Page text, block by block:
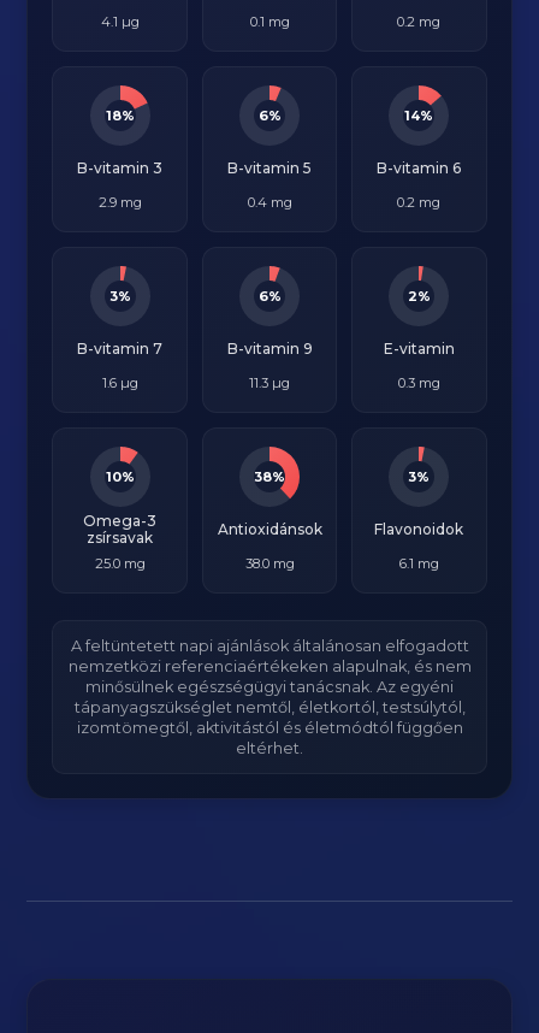
4.1 µg 0.1 mg 0.2 mg
18%
B-vitamin 3
2.9 mg
6%
B-vitamin 5
0.4 mg
14%
B-vitamin 6
0.2 mg
3%
B-vitamin 7
1.6 µg
6%
B-vitamin 9
11.3 µg
2%
E-vitamin
0.3 mg
10%
Omega-3
zsírsavak
25.0 mg
38%
Antioxidánsok
38.0 mg
3%
Flavonoidok
6.1 mg
A feltüntetett napi ajánlások általánosan elfogadott
nemzetközi referenciaértékeken alapulnak, és nem
minősülnek egészségügyi tanácsnak. Az egyéni
tápanyagszükséglet nemtől, életkortól, testsúlytól,
izomtömegtől, aktivitástól és életmódtól függően
eltérhet.